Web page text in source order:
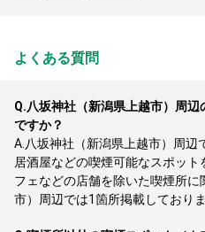
よくある質問
Q.八坂神社（新潟県上越市）周
ですか？
A. 八坂神社（新潟県上越市）周辺
居酒屋などの喫煙可能なスポッ
フェなどの店舗を除いた喫煙所
市）周辺では1箇所掲載しており